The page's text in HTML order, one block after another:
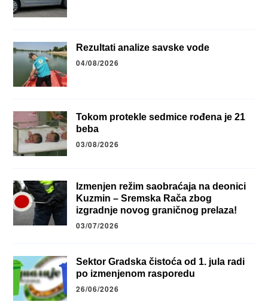
Rezultati analize savske vode
04/08/2026
Tokom protekle sedmice rođena je 21
beba
03/08/2026
Izmenjen režim saobraćaja na deonici
Kuzmin – Sremska Rača zbog
izgradnje novog graničnog prelaza!
03/07/2026
Sektor Gradska čistoća od 1. jula radi
po izmenjenom rasporedu
26/06/2026